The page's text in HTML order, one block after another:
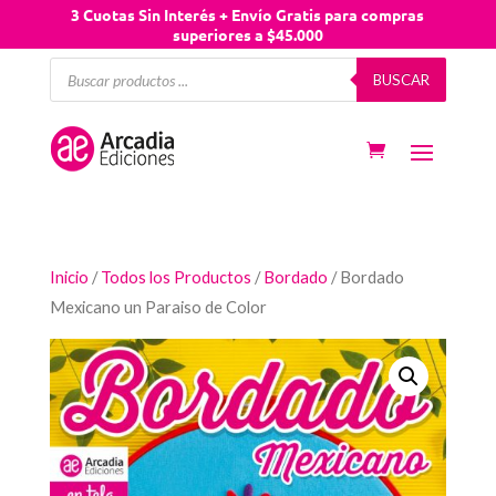
3 Cuotas Sin Interés + Envío Gratis para compras
superiores a $45.000
Búsqueda
productos
BUSCAR
Inicio /Todos los Productos /Bordado / Bordado
Mexicano un Paraiso de Color